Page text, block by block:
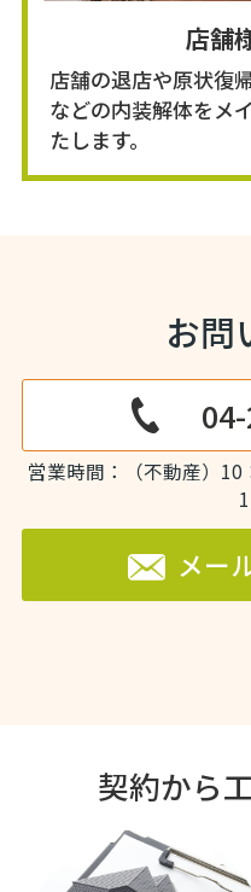
店舗
店舗の退店や原状復
などの内装解体をメ
たします。
お問
営業時間：（不動産）
メー
契約から